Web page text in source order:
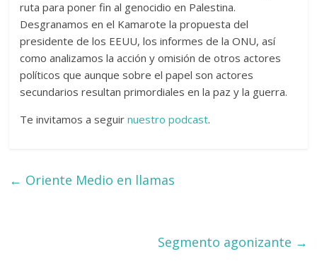
ruta para poner fin al genocidio en Palestina.
Desgranamos en el Kamarote la propuesta del
presidente de los EEUU, los informes de la ONU, así
como analizamos la acción y omisión de otros actores
políticos que aunque sobre el papel son actores
secundarios resultan primordiales en la paz y la guerra.
Te invitamos a seguirnuestro podcast.
← Oriente Medio en llamas
Segmento agonizante →